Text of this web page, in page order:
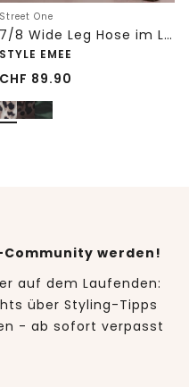
Street One
7/8 Wide Leg Hose im Loose Fit mit Print
STYLE EMEE
CHF 89.90
werden!
auf dem Laufenden:
über Styling-Tipps
- ab sofort verpasst